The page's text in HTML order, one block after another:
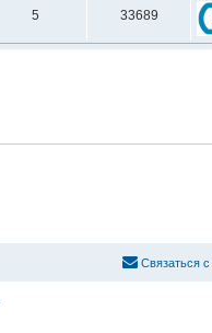
5 33689
Связаться с